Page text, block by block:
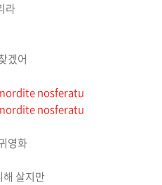
라
겠어
nosferatu
nosferatu
영화
해 살지만